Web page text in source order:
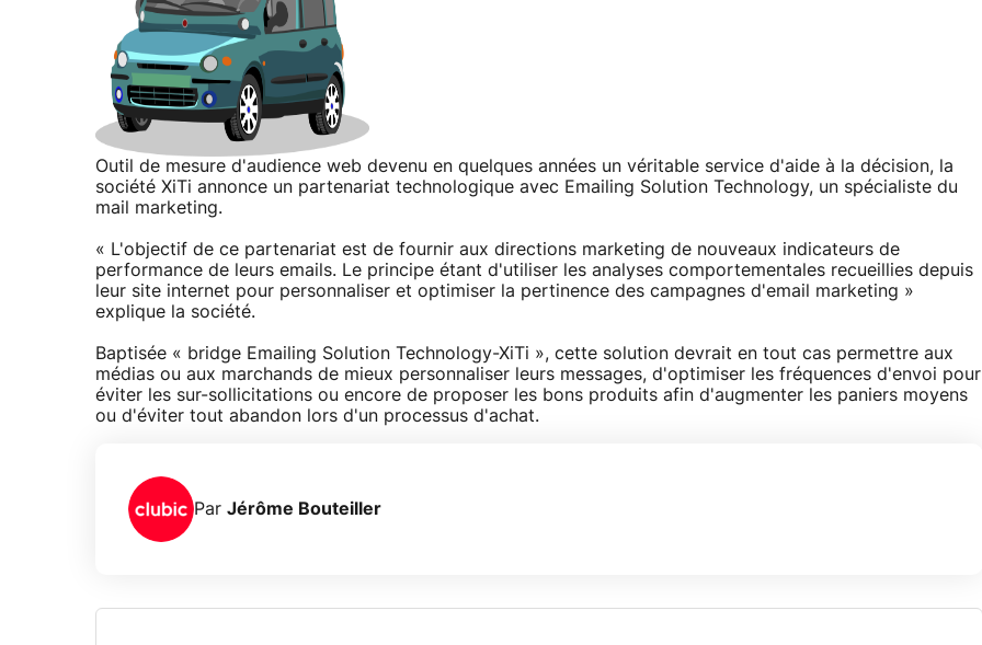
Outil de mesure d'audience web devenu en quelques années un véritable service d'aide à la décision, la
société XiTi annonce un partenariat technologique avec Emailing Solution Technology, un spécialiste du
mail marketing.
« L'objectif de ce partenariat est de fournir aux directions marketing de nouveaux indicateurs de
performance de leurs emails. Le principe étant d'utiliser les analyses comportementales recueillies depuis
leur site internet pour personnaliser et optimiser la pertinence des campagnes d'email marketing »
explique la société.
Baptisée « bridge Emailing Solution Technology-XiTi », cette solution devrait en tout cas permettre aux
médias ou aux marchands de mieux personnaliser leurs messages, d'optimiser les fréquences d'envoi pour
éviter les sur-sollicitations ou encore de proposer les bons produits afin d'augmenter les paniers moyens
ou d'éviter tout abandon lors d'un processus d'achat.
Par Jérôme Bouteiller